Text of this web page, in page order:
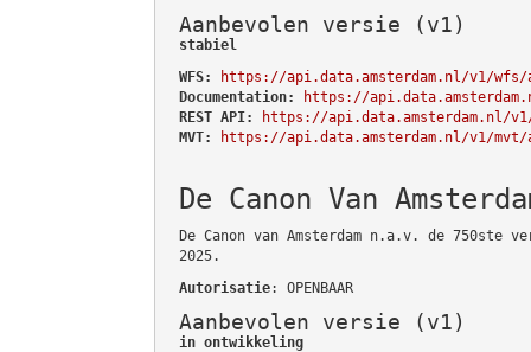
Aanbevolen versie (v1)
stabiel
WFS:
https://api.data.amsterdam.nl/v1/
Documentation:
https://
REST API:
https://api.data.amsterdam.nl/
MVT:
https://api.data.amsterdam.nl/v1/
De Canon Van
De Canon van Amsterdam n.a.v. de 750ste
2025.
Autorisatie: OPENBAAR
Aanbevolen versie (v1)
in ontwikkeling